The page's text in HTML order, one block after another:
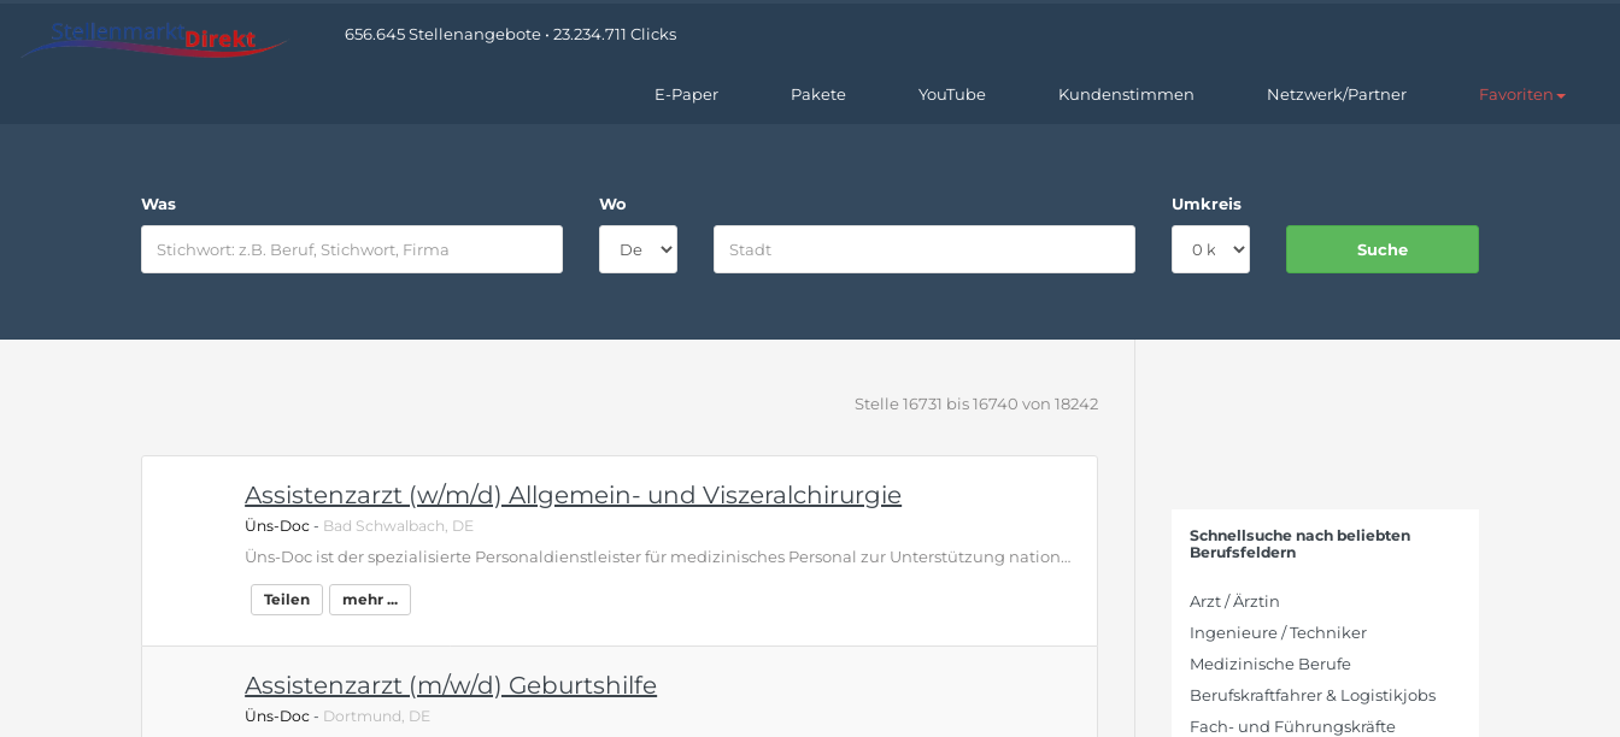
656.645 Stellenangebote • 23.234.711 Clicks
E-Paper Pakete YouTube Kundenstimmen Netzwerk/Partner Favoriten
Was Wo Umkreis
Stelle 16731 bis 16740 von 18242
Assistenzarzt (w/m/d) Allgemein- und Viszeralchirurgie
Üns-Doc- Bad Schwalbach, DE
Üns-Doc ist der spezialisierte Personaldienstleister für medizinisches Personal zur Unterstützung national und international agierender Kliniken und Gesundheitseinrichtungen. Damit wir weiter den Anforderungen unserer Kunden gerecht werden können, suchen wir Sie
Teilen mehr ...
Assistenzarzt (m/w/d) Geburtshilfe
Üns-Doc- Dortmund, DE
Schnellsuche nach beliebten
Berufsfeldern
Arzt / Ärztin
Ingenieure / Techniker
Medizinische Berufe
Berufskraftfahrer & Logistikjobs
Fach- und Führungskräfte